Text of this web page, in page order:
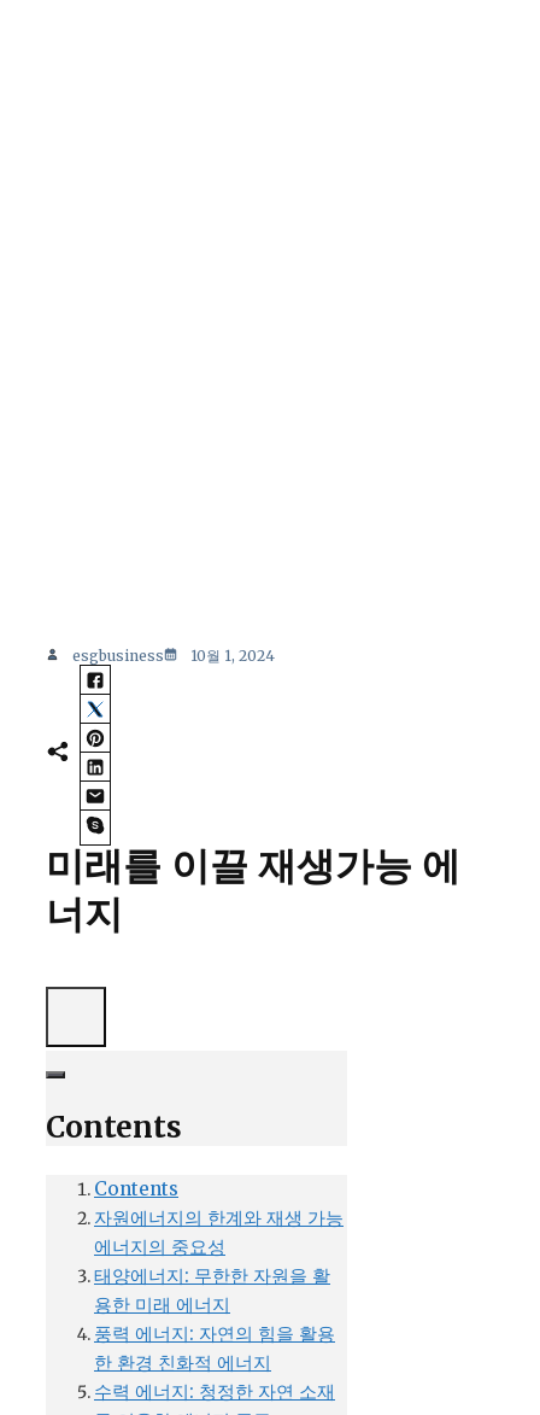
esgbusiness 10월 1, 2024
미래를 이끌 재생가능 에
너지
Contents
Contents
자원에너지의 한계와 재생 가능
에너지의 중요성
태양에너지: 무한한 자원을 활
용한 미래 에너지
풍력 에너지: 자연의 힘을 활용
한 환경 친화적 에너지
수력 에너지: 청정한 자연 소재